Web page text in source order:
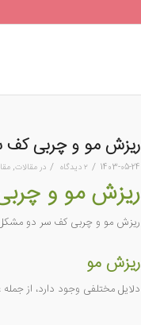
ریزش مو و چربی کف
1403-05-24
/ ۲ دیدگاه / در مقالات,
ریزش مو و
ریزش مو و چربی کف سر دو مشکل
ریزش مو
دلایل مختلفی وجود دارد، از